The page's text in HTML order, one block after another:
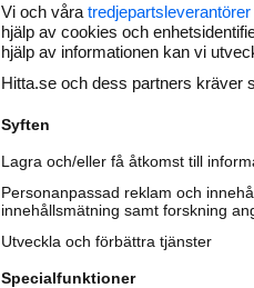
nya
Läs
Vi och våra tredjepartsleverantörer
hjälp av cookies och
hjälp av informationen kan vi
Hitta.se och dess partners kräver
Syften
Lagra och/eller få åtkomst till
Personanpassad reklam och
innehållsmätning samt forskning
Utveckla och förbättra tjänster
Specialfunktioner